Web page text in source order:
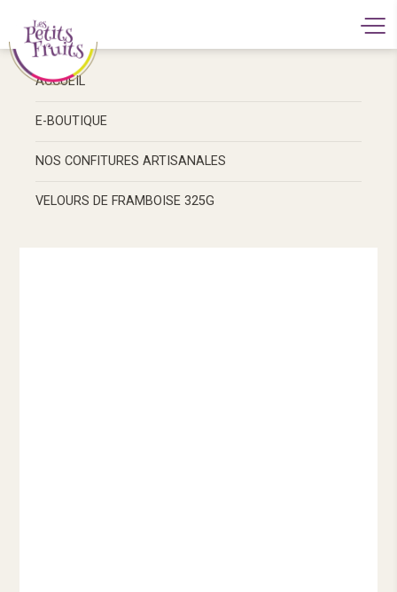
ACCUEIL
E-BOUTIQUE
NOS CONFITURES ARTISANALES
VELOURS DE FRAMBOISE 325G